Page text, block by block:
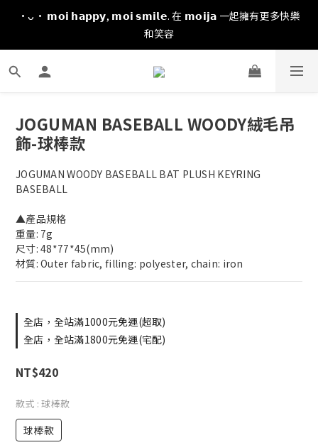
·ᴗ· 𝗺𝗼𝗶 𝗵𝗮𝗽𝗽𝘆, 𝗺𝗼𝗶 𝘀𝗺𝗶𝗹𝗲. 在 𝗺𝗼𝗶𝗷𝗮 一起擁有更多快樂
和笑容
JOGUMAN BASEBALL WOODY絨毛吊
飾-球棒款
JOGUMAN WOODY BASEBALL BAT PLUSH KEYRING
BASEBALL
▲產品規格
重量: 7g
尺寸: 48*77*45(mm)
材質: Outer fabric, filling: polyester, chain: iron
全店，全站滿1000元免運(超取)
全店，全站滿1800元免運(宅配)
NT$420
款式 : 球棒款
球棒款